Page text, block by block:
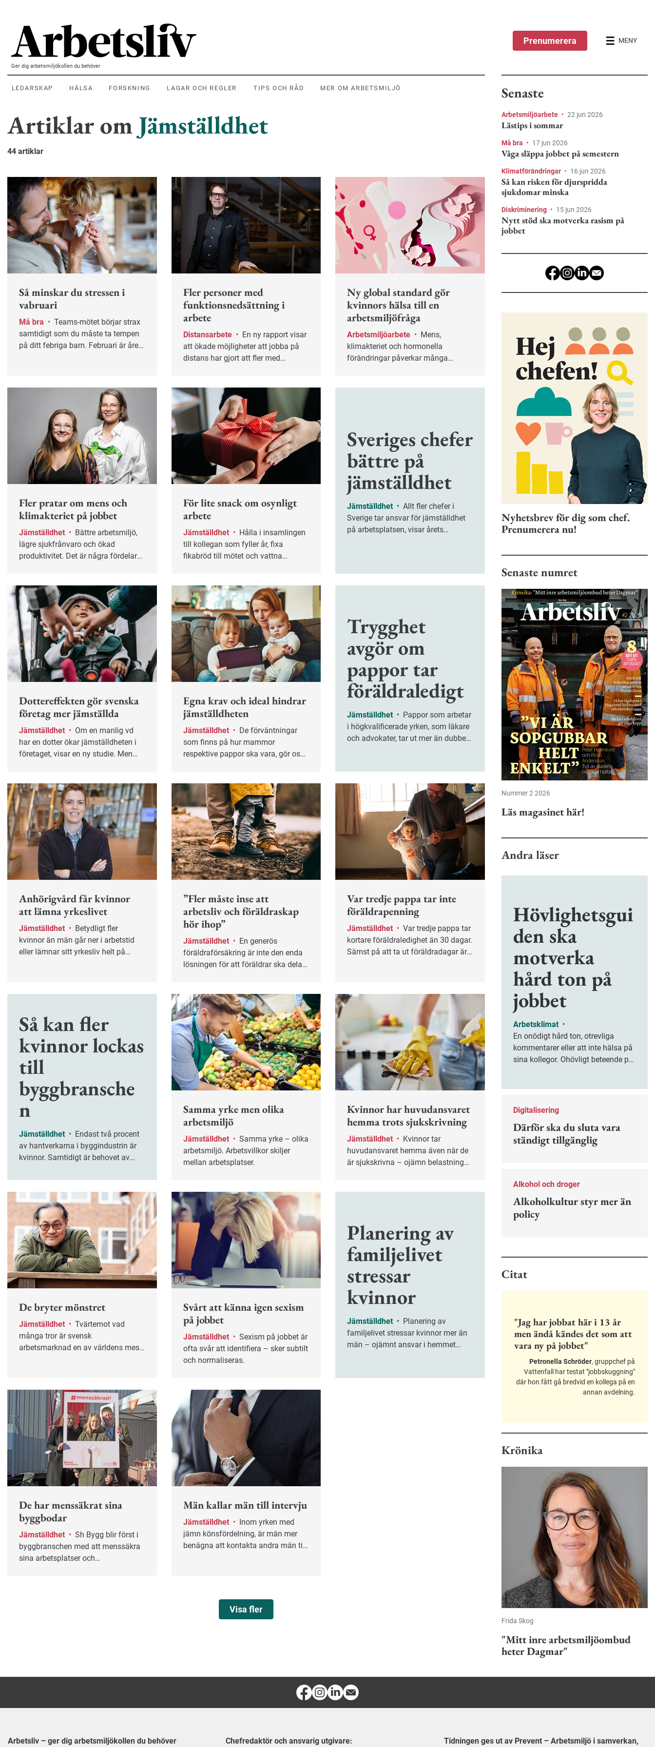
Ger dig arbetsmiljökollen du behöver
LEDARSKAP HÄLSA FORSKNING LAGAR OCH REGLER TIPS OCH RÅD MER OM ARBETSMILJÖ
Prenumerera MENY
Artiklar om Jämställdhet
44 artiklar
Så minskar du stressen i
vabruari
Må bra •
samtidigt som du måste ta tempen
på ditt febriga barn. Februari är årets
Fler personer med
funktionsnedsättning i
arbete
Distansarbete •
att ökade möjligheter att jobba på
distans har gjort att fler med
Ny global standard gör
kvinnors hälsa till en
arbetsmiljöfråga
Arbetsmiljöarbete •
klimakteriet och hormonella
förändringar påverkar många
Fler pratar om mens och
klimakteriet på jobbet
Jämställdhet •
lägre sjukfrånvaro och ökad
produktivitet. Det är några fördelar
arbetsmiljöarbetet, enligt Josefin
Persdotter och Rebecka Hallencreutz
som tagit fram en
forskningsbaserad handbok med
konkreta tips på hur organisationer
kan jobba systematiskt med
frågorna.
För lite snack om osynligt
arbete
Jämställdhet •
till kollegan som fyller år, fixa
fikabröd till mötet och vattna
arbetsplatser. Men det pratas
alldeles för lite om dem, enligt en ny
undersökning.
Sveriges chefer
bättre på
jämställdhet
Jämställdhet • Allt fler chefer i
Sverige tar ansvar för jämställdhet
på arbetsplatsen, visar årets
jämställdhet. 2011 var den siffran
fyra av tio. Vad beror förändringen
Dottereffekten gör svenska
företag mer jämställda
Jämställdhet •
har en dotter ökar jämställdheten i
företaget, visar en ny studie. Men
Egna krav och ideal hindrar
jämställdheten
Jämställdhet •
som finns på hur mammor
respektive pappor ska vara, gör oss
Trygghet
avgör om
pappor tar
föräldraledigt
Jämställdhet •
i högkvalificerade yrken, som läkare
och advokater, tar ut mer än dubbelt
yrken.
Anhörigvård får kvinnor
att lämna yrkeslivet
Jämställdhet •
kvinnor än män går ner i arbetstid
eller lämnar sitt yrkesliv helt på
”Fler måste inse att
arbetsliv och föräldraskap
hör ihop”
Jämställdhet •
föräldraförsäkring är inte den enda
lösningen för att föräldrar ska dela
en viktig roll för att den första tiden
med barn ska bli mer jämlik, enligt
forskaren Philip Hwang.
Var tredje pappa tar inte
föräldrapenning
Jämställdhet • Var tredje pappa tar
kortare föräldraledighet än 30 dagar.
Sämst på att ta ut föräldradagar är
för socialförsäkringen.
Så kan fler
kvinnor lockas
till
byggbransche
n
Jämställdhet •
av hantverkarna i byggindustrin är
kvinnor. Samtidigt är behovet av
jämställdhetsexpert i Göteborgs
stad, har undersökt vad som krävs
för att få fler kvinnor att söka sig till
byggbranschen.
Samma yrke men olika
arbetsmiljö
Jämställdhet •
arbetsmiljö. Arbetsvillkor skiljer
mellan arbetsplatser.
Kvinnor har huvudansvaret
hemma trots sjukskrivning
Jämställdhet •
huvudansvaret hemma även när de
är sjukskrivna – ojämn belastning
De bryter mönstret
Jämställdhet •
många tror är svensk
arbetsmarknad en av världens mest
yrkesval går mot strömmen.
Svårt att känna igen sexism
på jobbet
Jämställdhet •
ofta svår att identifiera – sker subtilt
och normaliseras.
Planering av
familjelivet
stressar
kvinnor
Jämställdhet •
familjelivet stressar kvinnor mer än
män – ojämnt ansvar i hemmet
De har menssäkrat sina
byggbodar
Jämställdhet •
byggbranschen med att menssäkra
sina arbetsplatser och
Män kallar män till intervju
Jämställdhet •
jämn könsfördelning, är män mer
benägna att kontakta andra män till
Visa fler
Senaste
Arbetsmiljöarbete • 22 jun 2026
Lästips i sommar
Må bra • 17 jun 2026
Våga släppa jobbet på semestern
Klimatförändringar • 16 jun 2026
Så kan risken för djurspridda
sjukdomar minska
Diskriminering • 15 jun 2026
Nytt stöd ska motverka rasism på
jobbet
Nyhetsbrev för dig som chef.
Prenumerera nu!
Senaste numret
Nummer 2 2026
Läs magasinet här!
Andra läser
Hövlighetsgui
den ska
motverka
hård ton på
jobbet
Arbetsklimat •
En onödigt hård ton, otrevliga
kommentarer eller att inte hälsa på
sina kollegor. Ohövligt beteende på
förebygga ohövligt beteende på
Digitalisering
Därför ska du sluta vara
ständigt tillgänglig
Alkohol och droger
Alkoholkultur styr mer än
policy
Citat
"Jag har jobbat här i 13 år
men ändå kändes det som att
vara ny på jobbet"
Petronella Schröder, gruppchef på
Vattenfall har testat "jobbskuggning"
där hon fått gå bredvid en kollega på en
annan avdelning.
Krönika
Frida Skog
"Mitt inre arbetsmiljöombud
heter Dagmar"
Arbetsliv – ger dig arbetsmiljökollen du behöver Chefredaktör och ansvarig utgivare: Tidningen ges ut av Prevent – Arbetsmiljö i samverkan,